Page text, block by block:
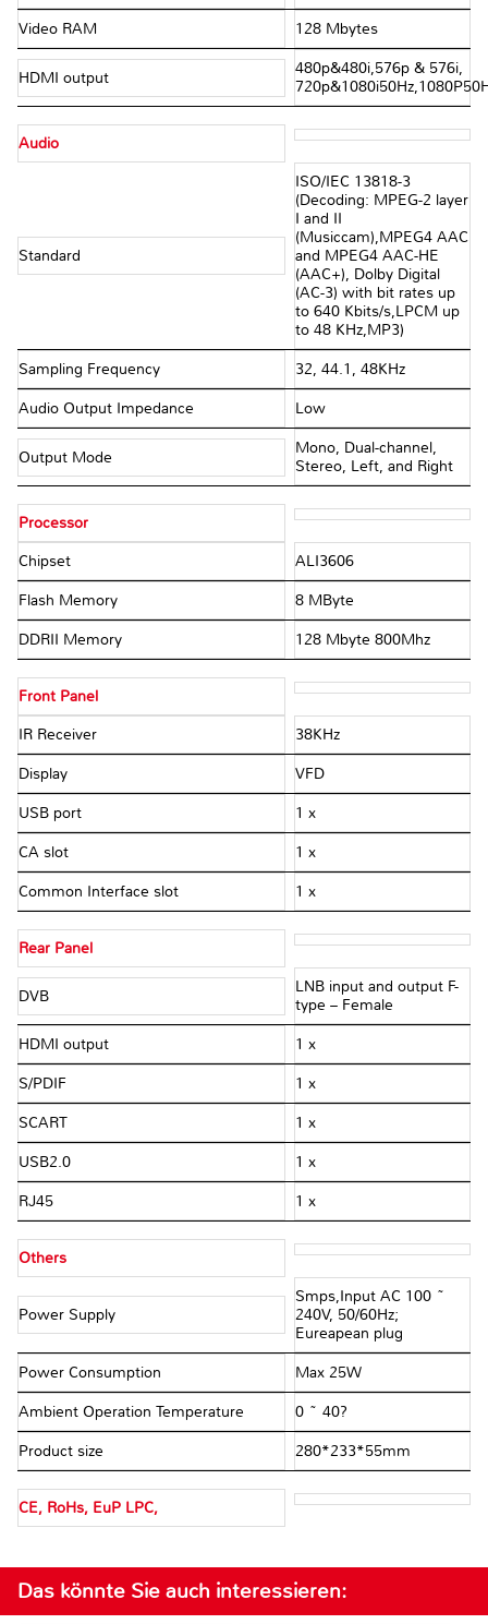
Video RAM 128 Mbytes
HDMI output
480p&480i,576p & 576i,
Audio
Standard
ISO/IEC 13818-3
(Decoding: MPEG-2 layer
I and II
(Musiccam),MPEG4 AAC
and MPEG4 AAC-HE
(AAC+), Dolby Digital
(AC-3) with bit rates up
to 640 Kbits/s,LPCM up
to 48 KHz,MP3)
Sampling Frequency 32, 44.1, 48KHz
Audio Output Impedance Low
Output Mode
Mono, Dual-channel,
Stereo, Left, and Right
Processor
Chipset ALI3606
Flash Memory 8 MByte
DDRII Memory 128 Mbyte 800Mhz
Front Panel
IR Receiver 38KHz
Display VFD
USB port 1 x
CA slot 1 x
Common Interface slot 1 x
Rear Panel
DVB
LNB input and output F-
type – Female
HDMI output 1 x
S/PDIF 1 x
SCART 1 x
USB2.0 1 x
RJ45 1 x
Others
Power Supply
Smps,Input AC 100 ~
240V, 50/60Hz;
Eureapean plug
Power Consumption Max 25W
Ambient Operation Temperature 0 ~ 40?
Product size 280*233*55mm
CE, RoHs, EuP LPC,
Das könnte Sie auch interessieren: